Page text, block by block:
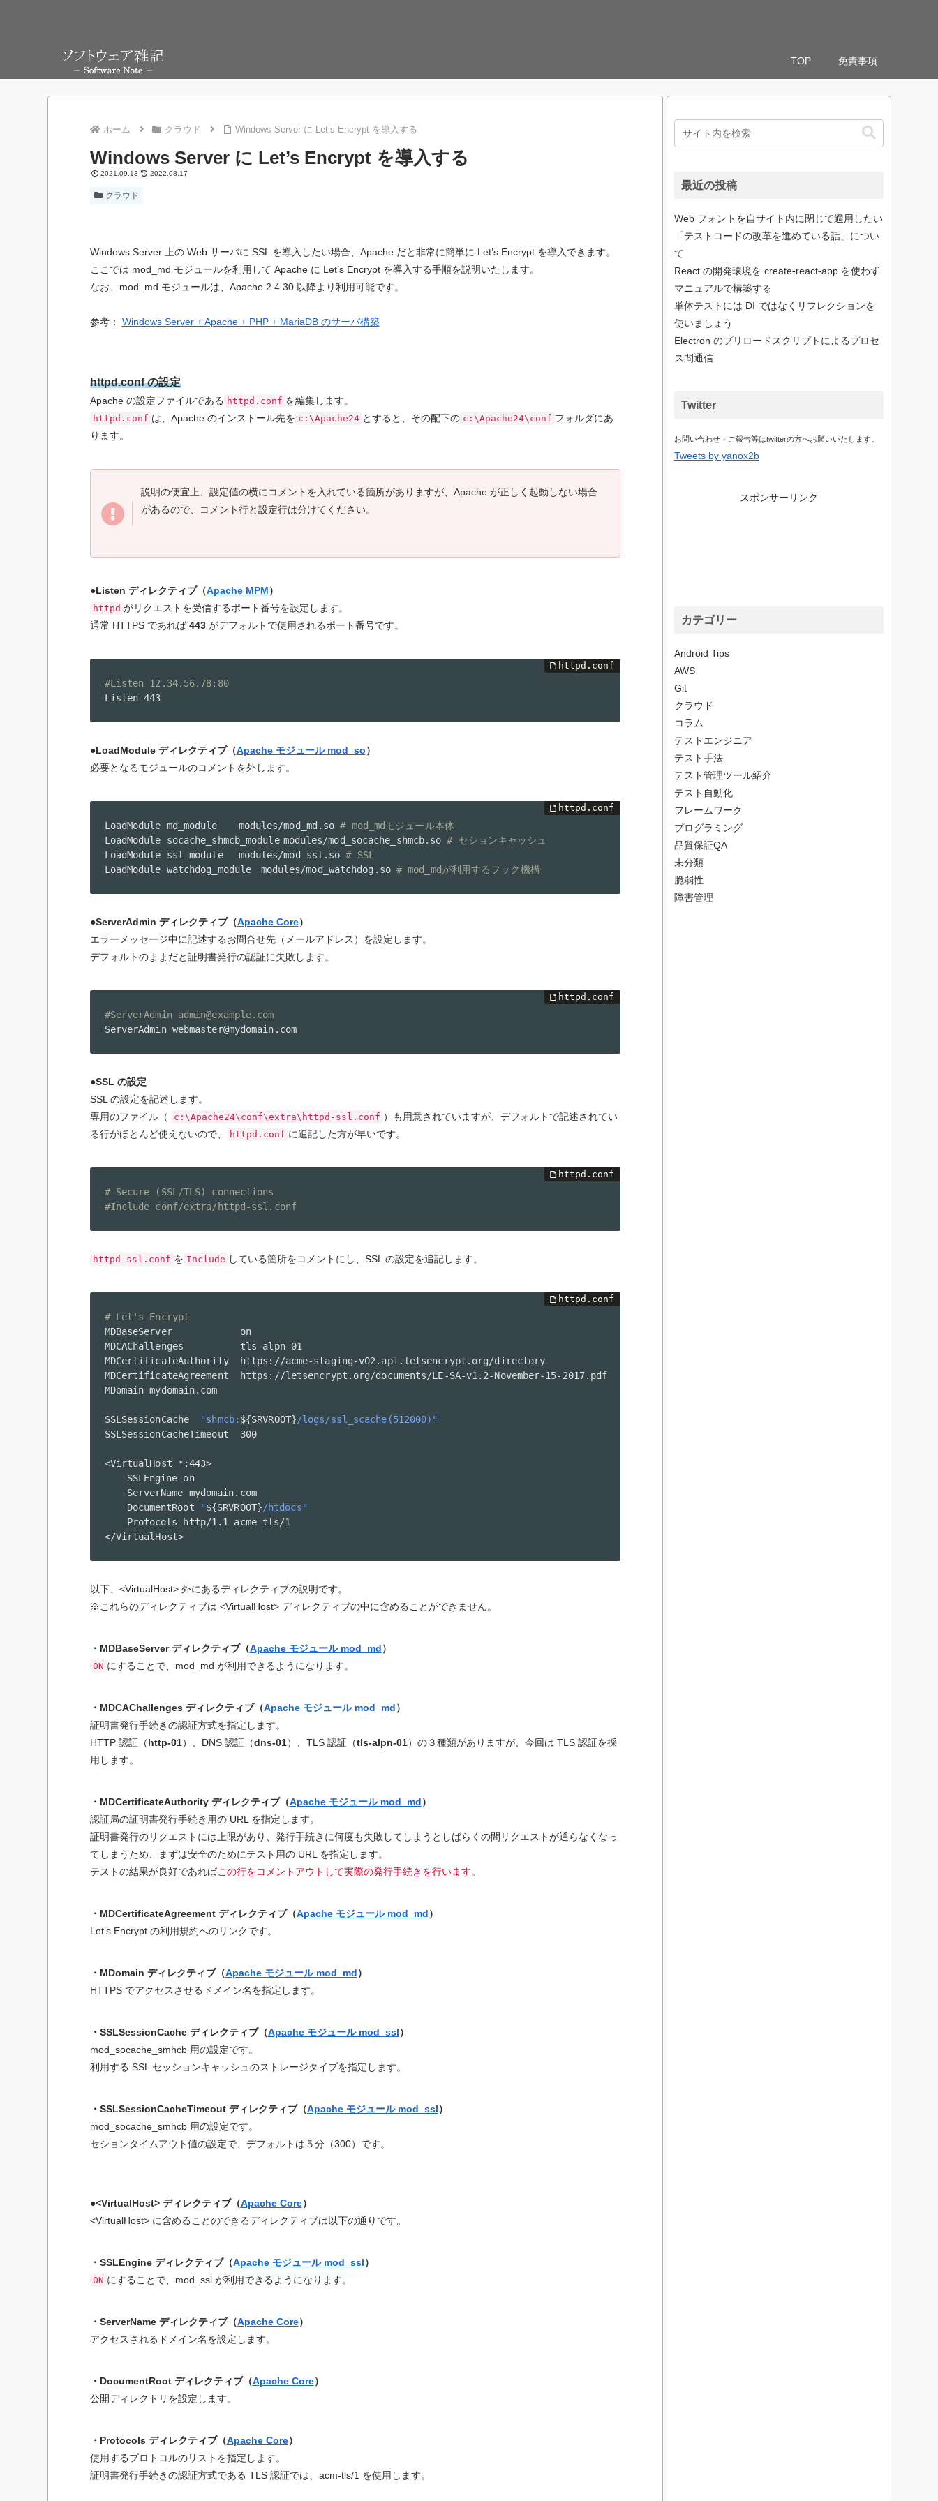
TOP 免責事項
ホーム クラウド Windows Server に Let’s Encrypt を導入する
Windows Server に Let’s Encrypt を導入する
2021.09.13 2022.08.17
クラウド
Windows Server 上の Web サーバに SSL を導入したい場合、Apache だと非常に簡単に Let’s Encrypt を導入できます。
ここでは mod_md モジュールを利用して Apache に Let’s Encrypt を導入する手順を説明いたします。
なお、mod_md モジュールは、Apache 2.4.30 以降より利用可能です。
参考： Windows Server + Apache + PHP + MariaDB のサーバ構築
httpd.conf の設定
Apache の設定ファイルである httpd.conf を編集します。
httpd.conf は、Apache のインストール先を c:\Apache24 とすると、その配下の c:\Apache24\conf フォルダにあ
ります。
説明の便宜上、設定値の横にコメントを入れている箇所がありますが、Apache が正しく起動しない場合
があるので、コメント行と設定行は分けてください。
●Listen ディレクティブ（Apache MPM）
httpd がリクエストを受信するポート番号を設定します。
通常 HTTPS であれば 443がデフォルトで使用されるポート番号です。
#Listen 12.34.56.78:80
Listen 443
●LoadModule ディレクティブ（Apache モジュール mod_so）
必要となるモジュールのコメントを外します。
LoadModule md_module	modules/mod_md.so # mod_mdモジュール本体
LoadModule socache_shmcb_module	modules/mod_socache_shmcb.so # セションキャッシュ
LoadModule ssl_module	modules/mod_ssl.so # SSL
LoadModule watchdog_module	modules/mod_watchdog.so # mod_mdが利用するフック機構
●ServerAdmin ディレクティブ（Apache Core）
エラーメッセージ中に記述するお問合せ先（メールアドレス）を設定します。
デフォルトのままだと証明書発行の認証に失敗します。
#ServerAdmin admin@example.com
ServerAdmin webmaster@mydomain.com
●SSL の設定
SSL の設定を記述します。
専用のファイル（
c:\Apache24\conf\extra\httpd-ssl.conf ）も用意されていますが、デフォルトで記述されてい
る行がほとんど使えないので、
httpd.conf に追記した方が早いです。
# Secure (SSL/TLS) connections
#Include conf/extra/httpd-ssl.conf
httpd-ssl.conf を Include している箇所をコメントにし、SSL の設定を追記します。
# Let's Encrypt
MDBaseServer            on
MDCAChallenges          tls-alpn-01
MDCertificateAuthority  https://acme-staging-v02.api.letsencrypt.org/directory
MDCertificateAgreement  https://letsencrypt.org/documents/LE-SA-v1.2-November-15-2017.pdf
MDomain mydomain.com
SSLSessionCache "shmcb: ${SRVROOT}/logs/ssl_scache(512000)"
SSLSessionCacheTimeout  300
<VirtualHost *:443>
	DocumentRoot
"${SRVROOT}/htdocs"
</VirtualHost>
以下、<VirtualHost> 外にあるディレクティブの説明です。
※これらのディレクティブは <VirtualHost> ディレクティブの中に含めることができません。
・MDBaseServer ディレクティブ（Apache モジュール mod_md）
ON にすることで、mod_md が利用できるようになります。
・MDCAChallenges ディレクティブ（Apache モジュール mod_md）
証明書発行手続きの認証方式を指定します。
HTTP 認証（http-01）、DNS 認証（dns-01）、TLS 認証（tls-alpn-01）の３種類がありますが、今回は TLS 認証を採
用します。
・MDCertificateAuthority ディレクティブ（Apache モジュール mod_md）
認証局の証明書発行手続き用の URL を指定します。
証明書発行のリクエストには上限があり、発行手続きに何度も失敗してしまうとしばらくの間リクエストが通らなくなっ
てしまうため、まずは安全のためにテスト用の URL を指定します。
テストの結果が良好であればこの行をコメントアウトして実際の発行手続きを行います。
・MDCertificateAgreement ディレクティブ（Apache モジュール mod_md）
Let’s Encrypt の利用規約へのリンクです。
・MDomain ディレクティブ（Apache モジュール mod_md）
HTTPS でアクセスさせるドメイン名を指定します。
・SSLSessionCache ディレクティブ（Apache モジュール mod_ssl）
mod_socache_smhcb 用の設定です。
利用する SSL セッションキャッシュのストレージタイプを指定します。
・SSLSessionCacheTimeout ディレクティブ（Apache モジュール mod_ssl）
mod_socache_smhcb 用の設定です。
セションタイムアウト値の設定で、デフォルトは５分（300）です。
●<VirtualHost> ディレクティブ（Apache Core）
<VirtualHost> に含めることのできるディレクティブは以下の通りです。
・SSLEngine ディレクティブ（Apache モジュール mod_ssl）
ON にすることで、mod_ssl が利用できるようになります。
・ServerName ディレクティブ（Apache Core）
アクセスされるドメイン名を設定します。
・DocumentRoot ディレクティブ（Apache Core）
公開ディレクトリを設定します。
・Protocols ディレクティブ（Apache Core）
使用するプロトコルのリストを指定します。
証明書発行手続きの認証方式である TLS 認証では、acm-tls/1 を使用します。
最近の投稿
Web フォントを自サイト内に閉じて適用したい
「テストコードの改革を進めている話」につい
て
React の開発環境を create-react-app を使わず
マニュアルで構築する
単体テストには DI ではなくリフレクションを
使いましょう
Electron のプリロードスクリプトによるプロセ
ス間通信
Twitter
お問い合わせ・ご報告等はtwitterの方へお願いいたします。
Tweets by yanox2b
スポンサーリンク
カテゴリー
Android Tips
AWS
Git
クラウド
コラム
テストエンジニア
テスト手法
テスト管理ツール紹介
テスト自動化
フレームワーク
プログラミング
品質保証QA
未分類
脆弱性
障害管理